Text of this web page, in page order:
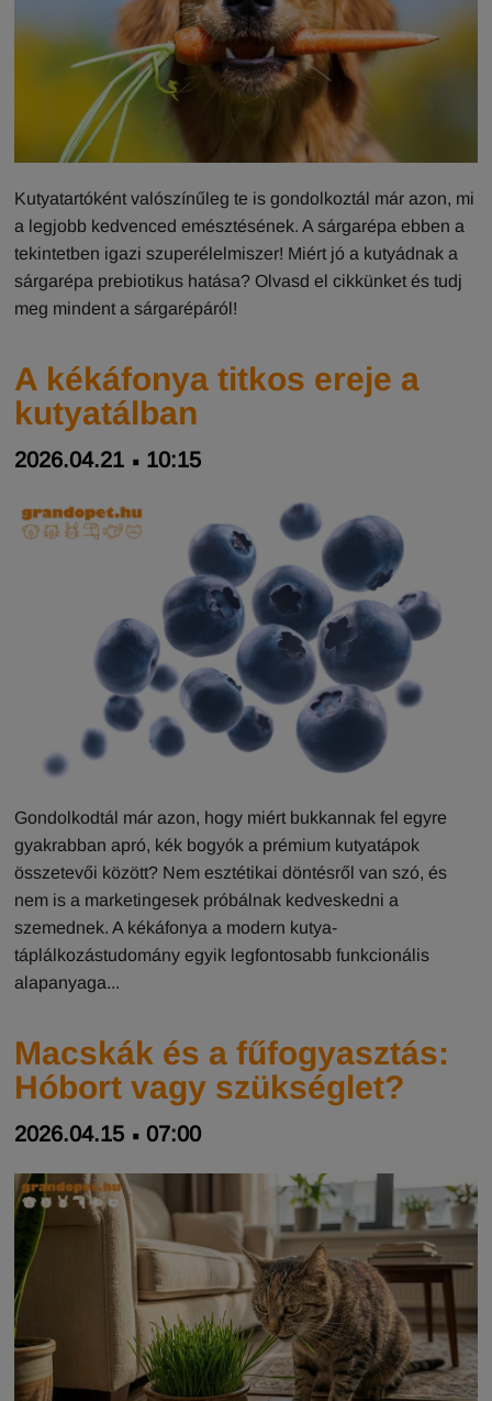
Kutyatartóként valószínűleg te is gondolkoztál már azon, mi
a legjobb kedvenced emésztésének. A sárgarépa ebben a
tekintetben igazi szuperélelmiszer! Miért jó a kutyádnak a
sárgarépa prebiotikus hatása? Olvasd el cikkünket és tudj
meg mindent a sárgarépáról!
A kékáfonya titkos ereje a
kutyatálban
2026.04.21 10:15
Gondolkodtál már azon, hogy miért bukkannak fel egyre
gyakrabban apró, kék bogyók a prémium kutyatápok
összetevői között? Nem esztétikai döntésről van szó, és
nem is a marketingesek próbálnak kedveskedni a
szemednek. A kékáfonya a modern kutya-
táplálkozástudomány egyik legfontosabb funkcionális
alapanyaga...
Macskák és a fűfogyasztás:
Hóbort vagy szükséglet?
2026.04.15 07:00